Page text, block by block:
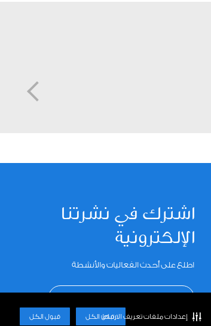
قبول الكل رفض الكلإعدادات ملفات تعريف الارتباط
اشترك في نشرتنا
الإلكترونية
اطلع على أحدث الفعاليات والأنشطة